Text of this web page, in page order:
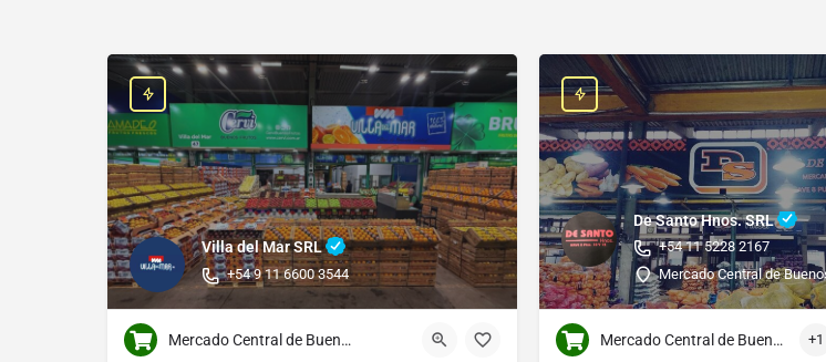
Villa del Mar SRL
+54 9 11 6600 3544
Mercado Central de Buenos Aires
De Santo Hnos. SRL
+54 11 5228 2167
Mercado Central de
Mercado Central de Buenos Aires +1